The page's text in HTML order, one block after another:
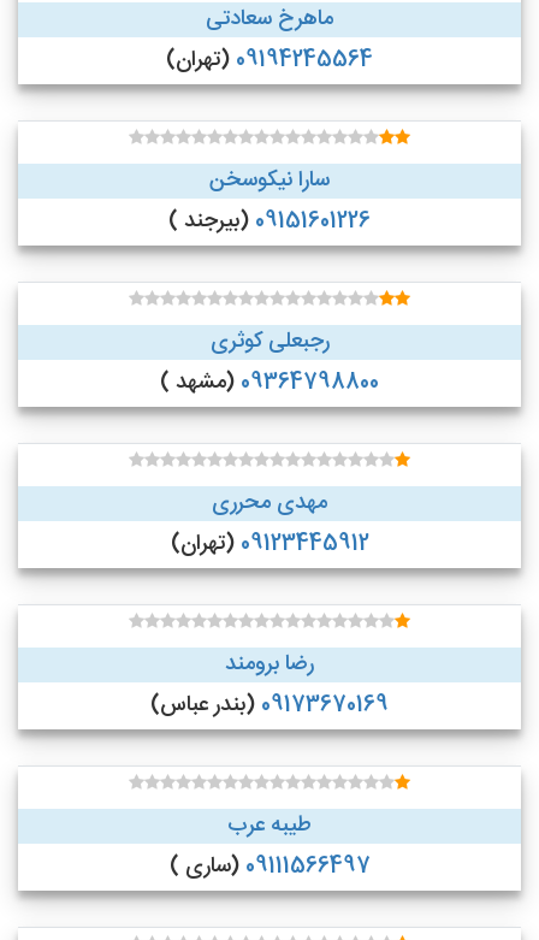
ماهرخ سعادتی
09194245564 (تهران)
سارا نیکوسخن
09151601226 (بیرجند )
رجبعلی کوثری
09364798800 (مشهد )
مهدی محرری
09123445912 (تهران)
رضا برومند
09173670169 (بندر عباس)
طیبه عرب
09111566497 (ساری )